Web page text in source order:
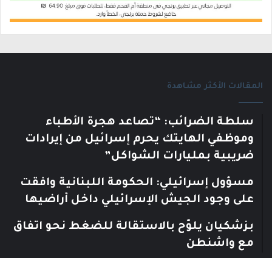
المقالات الأكثر مشاهدة
سلطة الضرائب: “تصاعد هجرة الأطباء
وموظفي الهايتك يحرم إسرائيل من إيرادات
ضريبية بمليارات الشواكل”
مسؤول إسرائيلي: الحكومة اللبنانية وافقت
على وجود الجيش الإسرائيلي داخل أراضيها
بزشكيان يلوّح بالاستقالة للضغط نحو اتفاق
مع واشنطن